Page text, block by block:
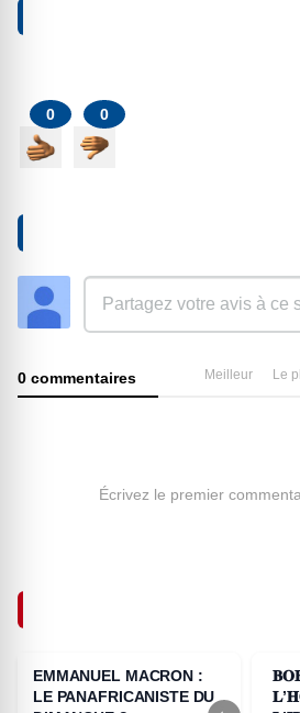
0 0
0 commentaires Meilleur Le
Écrivez le premier
EMMANUEL MACRON :
LE PANAFRICANISTE DU